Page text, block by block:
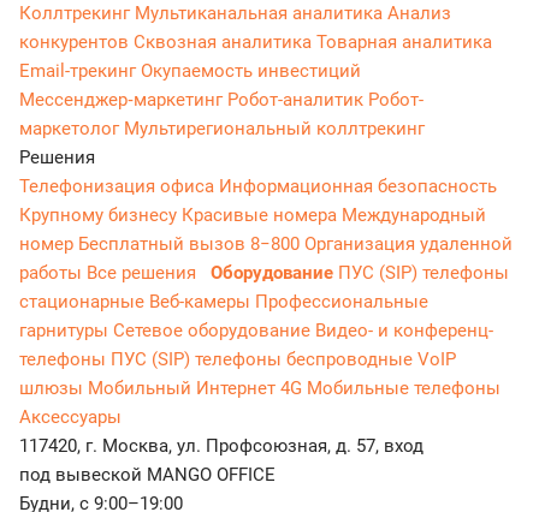
Коллтрекинг Мультиканальная аналитика Анализ
конкурентов Сквозная аналитика Товарная аналитика
Email-трекингОкупаемость инвестиций
Мессенджер‑маркетинг Робот-аналитик Робот-
маркетолог Мультирегиональный коллтрекинг
Решения
Телефонизация офиса Информационная безопасность
Крупному бизнесу Красивые номера Международный
номер Бесплатный вызов 8−800 Организация удаленной
работы Все решения Оборудование ПУС (SIP) телефоны
стационарные Веб-камеры Профессиональные
гарнитуры Сетевое оборудование Видео- и конференц-
телефоны ПУС (SIP) телефоны беспроводные VoIP
шлюзы Мобильный Интернет 4G Мобильные телефоны
Аксессуары
117420, г. Москва, ул. Профсоюзная, д. 57, вход
под вывеской MANGO OFFICE
Будни, с 9:00–19:00